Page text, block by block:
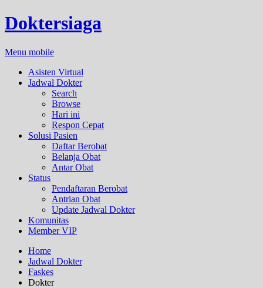
Doktersiaga
Menu mobile
Asisten Virtual
Jadwal Dokter
Search
Browse
Hari ini
Respon Cepat
Solusi Pasien
Daftar Berobat
Belanja Obat
Antar Obat
Status
Pendaftaran Berobat
Antrian Obat
Update Jadwal Dokter
Komunitas
Member VIP
Home
Jadwal Dokter
Faskes
Dokter